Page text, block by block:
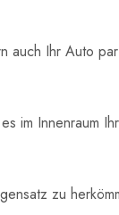
auch Ihr Auto
im Innenraum
zu